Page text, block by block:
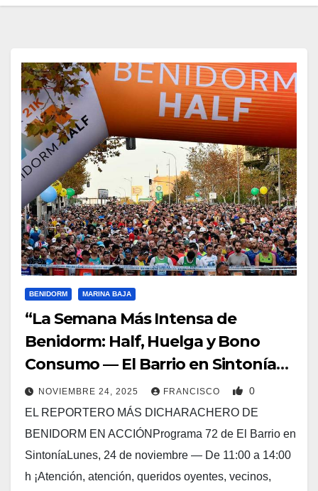
BENIDORM MARINA BAJA
“La Semana Más Intensa de
Benidorm: Half, Huelga y Bono
Consumo — El Barrio en Sintonía
72”NOVIEMBRE 24, 2025 FRANCISCO 0
EL REPORTERO MÁS DICHARACHERO DE
BENIDORM EN ACCIÓNPrograma 72 de El Barrio en
SintoníaLunes, 24 de noviembre — De 11:00 a 14:00
h ¡Atención, atención, queridos oyentes, vecinos,